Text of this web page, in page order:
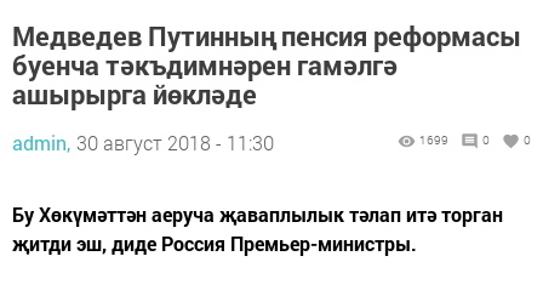
Медведев Путинның пенсия реформасы
буенча тәкъдимнәрен гамәлгә
ашырырга йөкләде
admin, 30 август 2018 - 11:30 1699 0 0
Бу Хөкүмәттән аеруча җаваплылык тәлап итә торган
җитди эш, диде Россия Премьер-министры.